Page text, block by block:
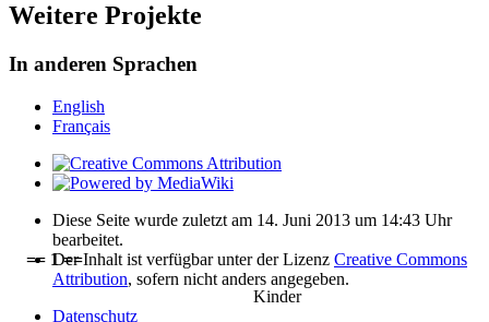
== 1 ==
Kinder
Weitere Projekte
In anderen Sprachen
English
Français
Diese Seite wurde zuletzt am 14. Juni 2013 um 14:43 Uhr
bearbeitet.
Der Inhalt ist verfügbar unter der Lizenz Creative Commons
Attribution, sofern nicht anders angegeben.
Datenschutz